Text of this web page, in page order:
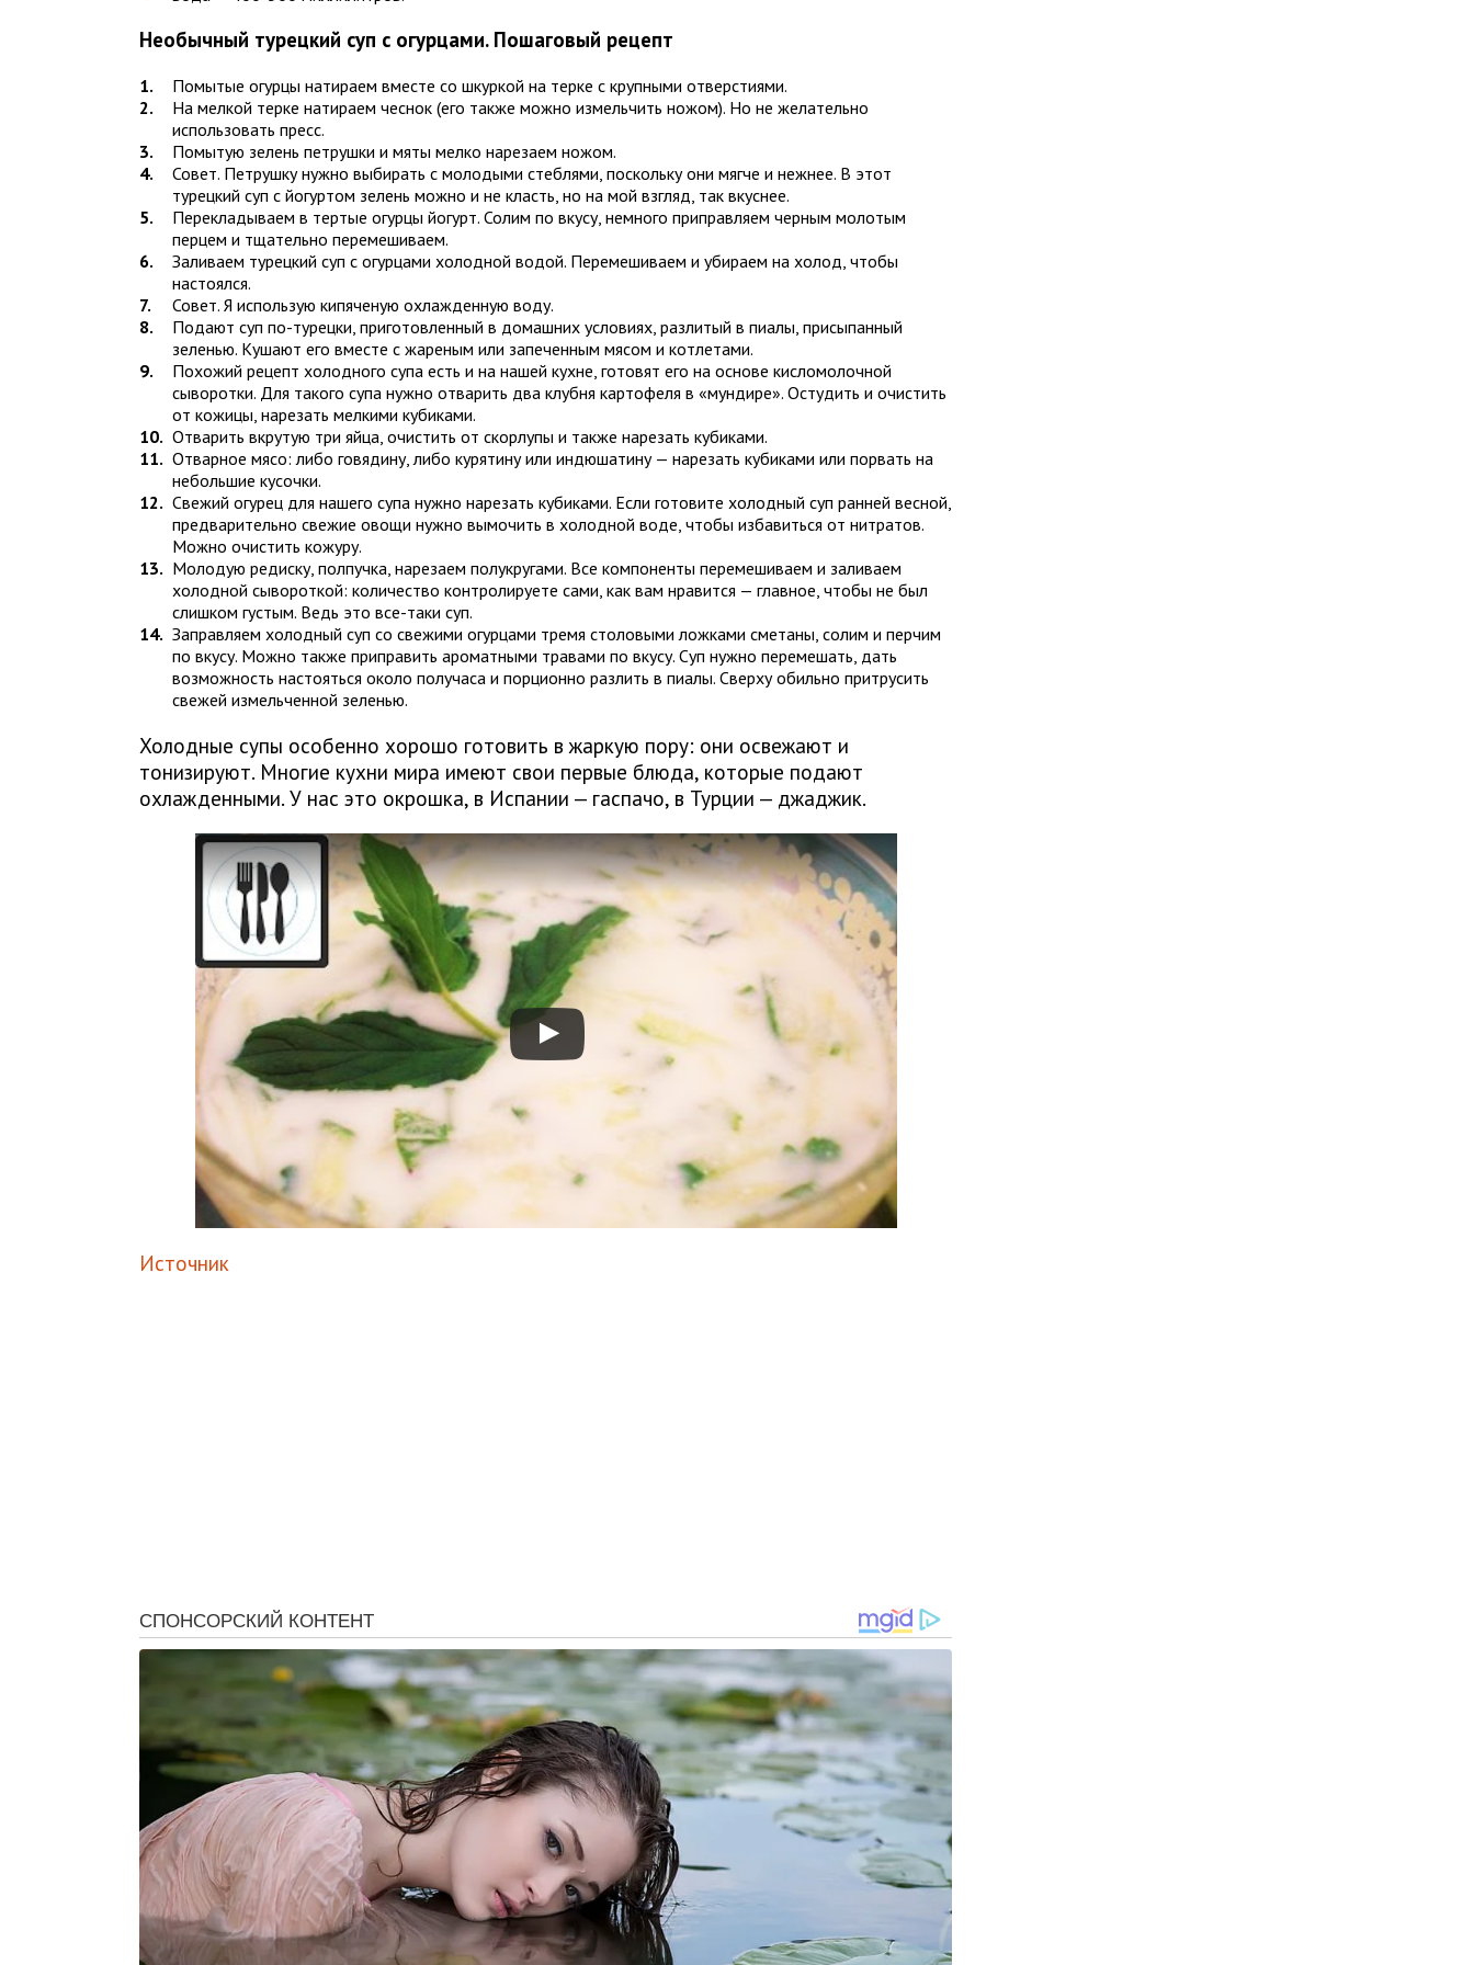
Необычный турецкий суп с огурцами. Пошаговый рецепт
Помытые огурцы натираем вместе со шкуркой на терке с крупными отверстиями.
На мелкой терке натираем чеснок (его также можно измельчить ножом). Но не желательно
использовать пресс.
Помытую зелень петрушки и мяты мелко нарезаем ножом.
Совет. Петрушку нужно выбирать с молодыми стеблями, поскольку они мягче и нежнее. В этот
турецкий суп с йогуртом зелень можно и не класть, но на мой взгляд, так вкуснее.
Перекладываем в тертые огурцы йогурт. Солим по вкусу, немного приправляем черным молотым
перцем и тщательно перемешиваем.
Заливаем турецкий суп с огурцами холодной водой. Перемешиваем и убираем на холод, чтобы
настоялся.
Совет. Я использую кипяченую охлажденную воду.
Подают суп по-турецки, приготовленный в домашних условиях, разлитый в пиалы, присыпанный
зеленью. Кушают его вместе с жареным или запеченным мясом и котлетами.
Похожий рецепт холодного супа есть и на нашей кухне, готовят его на основе кисломолочной
сыворотки. Для такого супа нужно отварить два клубня картофеля в «мундире». Остудить и очистить
от кожицы, нарезать мелкими кубиками.
Отварить вкрутую три яйца, очистить от скорлупы и также нарезать кубиками.
Отварное мясо: либо говядину, либо курятину или индюшатину — нарезать кубиками или порвать на
небольшие кусочки.
Свежий огурец для нашего супа нужно нарезать кубиками. Если готовите холодный суп ранней весной,
предварительно свежие овощи нужно вымочить в холодной воде, чтобы избавиться от нитратов.
Можно очистить кожуру.
Молодую редиску, полпучка, нарезаем полукругами. Все компоненты перемешиваем и заливаем
холодной сывороткой: количество контролируете сами, как вам нравится — главное, чтобы не был
слишком густым. Ведь это все-таки суп.
Заправляем холодный суп со свежими огурцами тремя столовыми ложками сметаны, солим и перчим
по вкусу. Можно также приправить ароматными травами по вкусу. Суп нужно перемешать, дать
возможность настояться около получаса и порционно разлить в пиалы. Сверху обильно притрусить
свежей измельченной зеленью.
Холодные супы особенно хорошо готовить в жаркую пору: они освежают и
тонизируют. Многие кухни мира имеют свои первые блюда, которые подают
охлажденными. У нас это окрошка, в Испании — гаспачо, в Турции — джаджик.
Источник